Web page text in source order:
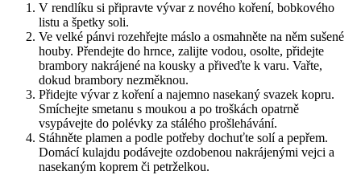
V rendlíku si připravte vývar z nového koření, bobkového
listu a špetky soli.
Ve velké pánvi rozehřejte máslo a osmahněte na něm sušené
houby. Přendejte do hrnce, zalijte vodou, osolte, přidejte
brambory nakrájené na kousky a přiveďte k varu. Vařte,
dokud brambory nezměknou.
Přidejte vývar z koření a najemno nasekaný svazek kopru.
Smíchejte smetanu s moukou a po troškách opatrně
vsypávejte do polévky za stálého prošlehávání.
Stáhněte plamen a podle potřeby dochuťte solí a pepřem.
Domácí kulajdu podávejte ozdobenou nakrájenými vejci a
nasekaným koprem či petrželkou.